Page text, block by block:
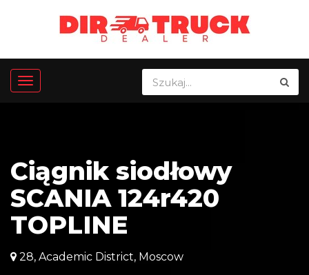
Ciągnik siodłowy
SCANIA 124r420
TOPLINE
28, Academic District, Moscow